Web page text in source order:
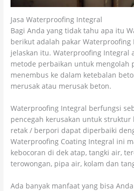
Jasa Waterproofing Integral
Bagi Anda yang tidak tahu apa itu
berikut adalah pakar Waterproofing
jelaskan itu. Waterproofing Integral
metode perbaikan untuk mengolah
menembus ke dalam ketebalan
merusak atau merusak beton.
Waterproofing Integral berfungsi
pencegah kerusakan untuk struktur
retak / berpori dapat diperbaiki
Waterproofing Coating Integral ini
kebocoran di dek atap, tangki air,
terowongan, pipa air, kolam dan
Ada banyak manfaat yang bisa